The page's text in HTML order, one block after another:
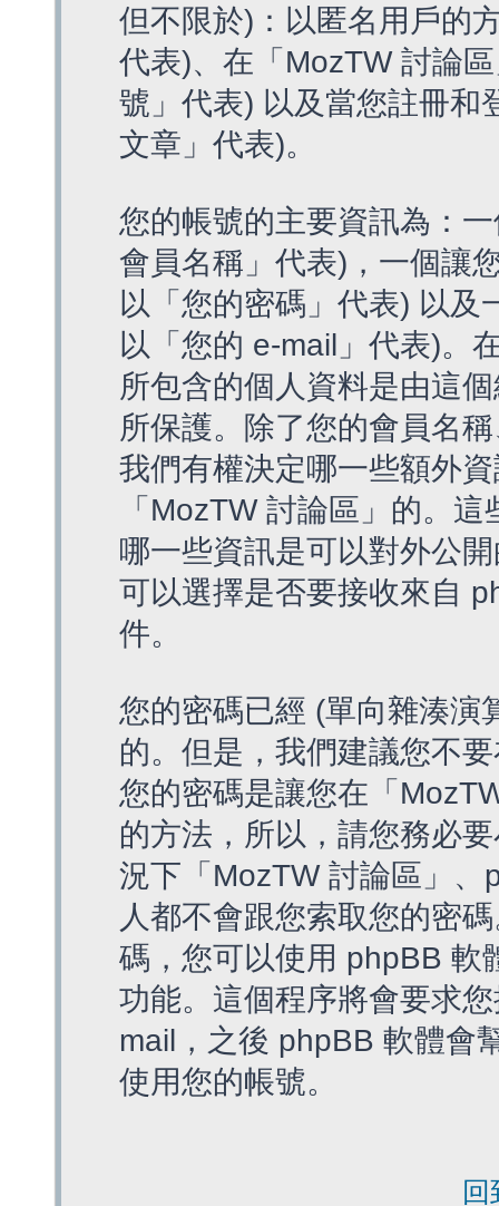
但不限於)：以匿名用戶的
代表)、在「MozTW 討論
號」代表) 以及當您註冊和
文章」代表)。
您的帳號的主要資訊為：
會員名稱」代表)，一個讓
以「您的密碼」代表) 以及
以「您的 e-mail」代表)。
所包含的個人資料是由這
所保護。除了您的會員名
我們有權決定哪一些額外
「MozTW 討論區」的。
哪一些資訊是可以對外公
可以選擇是否要接收來自
件。
您的密碼已經 (單向雜湊演
的。但是，我們建議您不
您的密碼是讓您在「
的方法，所以，請您務必
況下「MozTW 討論區」
人都不會跟您索取您的密
碼，您可以使用 phpBB 軟
功能。這個程序將會要求
mail，之後 phpBB 軟體會
使用您的帳號。